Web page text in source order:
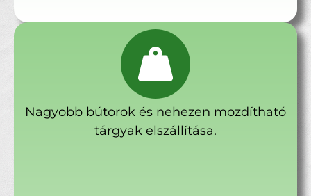
Nagyobb bútorok és nehezen mozdítható
tárgyak elszállítása.